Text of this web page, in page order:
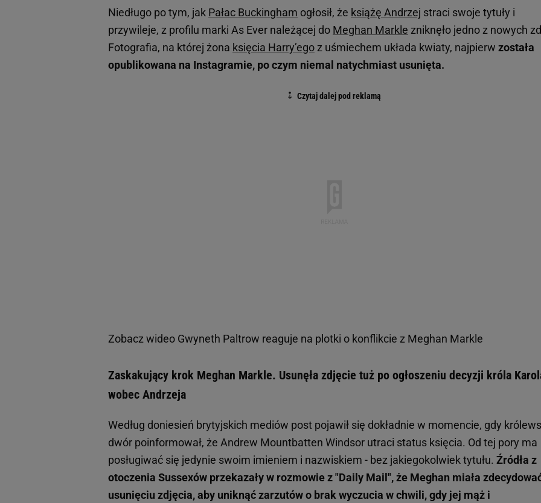
Niedługo po tym, jak Pałac Buckingham ogłosił, że książę Andrzej straci swoje tytuły i
przywileje, z profilu marki As Ever należącej do Meghan Markle zniknęło jedno z nowych
Fotografia, na której żona księcia Harry’egoz uśmiechem układa kwiaty, najpierw została
opublikowana na Instagramie, po czym niemal natychmiast usunięta.
Zobacz wideo Gwyneth Paltrow reaguje na plotki o konflikcie z Meghan Markle
Zaskakujący krok Meghan Markle. Usunęła zdjęcie tuż po ogłoszeniu decyzji króla
wobec Andrzeja
Według doniesień brytyjskich mediów post pojawił się dokładnie w momencie, gdy
dwór poinformował, że Andrew Mountbatten Windsor utraci status księcia. Od tej pory ma
posługiwać się jedynie swoim imieniem i nazwiskiem - bez jakiegokolwiek tytułu. Źródła z
otoczenia Sussexów przekazały w rozmowie z "Daily Mail", że Meghan miała
usunięciu zdjęcia, aby uniknąć zarzutów o brak wyczucia w chwili, gdy jej mąż i